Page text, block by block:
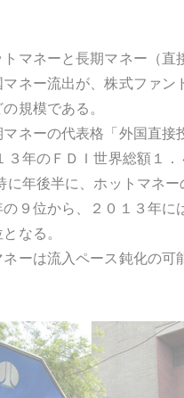
マネーと長期マネー（直
ネー流出が、株式ファ
規模である。
ネーの代表格「外国直
年のＦＤＩ世界総額１
年後半に、ホットマネ
９位から、２０１３年
なる。
ーは流入ペース鈍化の可